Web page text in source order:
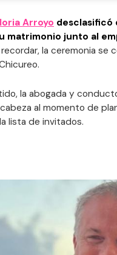
Arroyo desclasificó
matrimonio junto al
la ceremonia se
la abogada y
al momento de
lista de invitados.